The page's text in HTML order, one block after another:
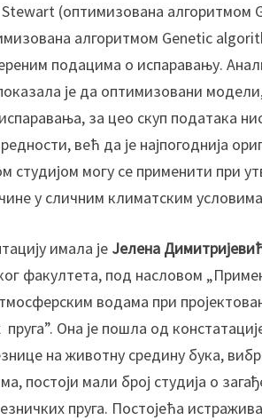
д
а
м
а
н
у
р
б
н
и
м
с
л
и
в
о
(оптимизована алгоритмом
алгоритмом Genetic
подацима о испаравању.
је да оптимизовани
за цео скуп података
већ да је најпогоднија
студијом могу се применити при
у сличним климатским
имала је Јелена
факултета, под насловом
водама при
Она је пошла од
на животну средину бука,
постоји мали број студија о
пруга. Постојећа